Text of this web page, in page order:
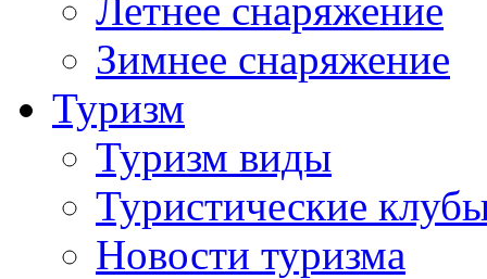
Летнее снаряжение
Зимнее снаряжение
Туризм
Туризм виды
Туристические
Новости туризма